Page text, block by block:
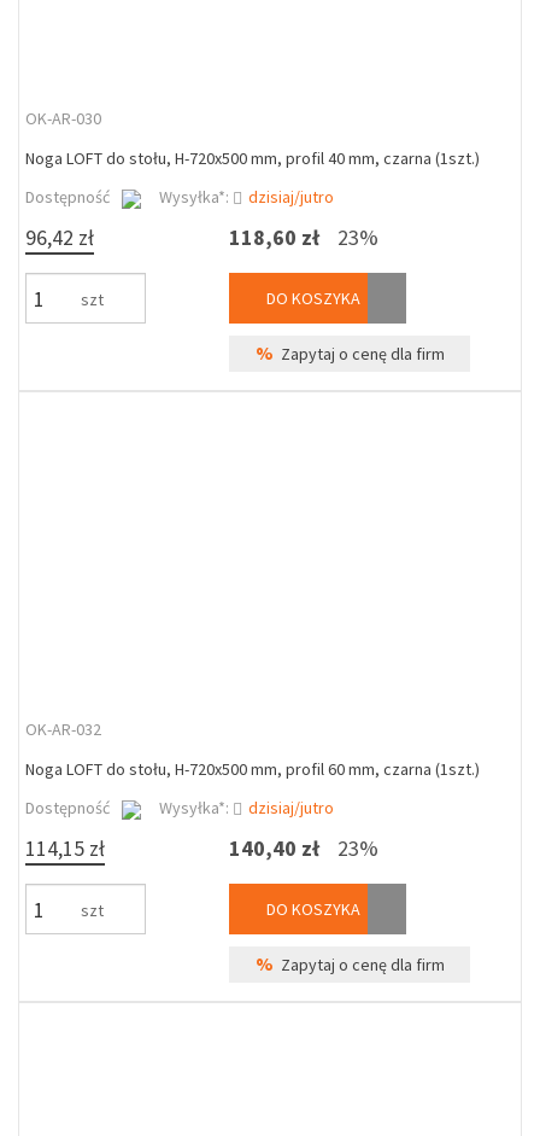
OK-AR-030
Noga LOFT do stołu, H-720x500 mm, profil 40 mm, czarna (1szt.)
Dostępność
Wysyłka*: dzisiaj/jutro
96,42 zł
szt
118,60 zł 23%
DO KOSZYKA
% Zapytaj o cenę dla firm
OK-AR-032
Noga LOFT do stołu, H-720x500 mm, profil 60 mm, czarna (1szt.)
Dostępność
Wysyłka*: dzisiaj/jutro
114,15 zł
szt
140,40 zł 23%
DO KOSZYKA
% Zapytaj o cenę dla firm